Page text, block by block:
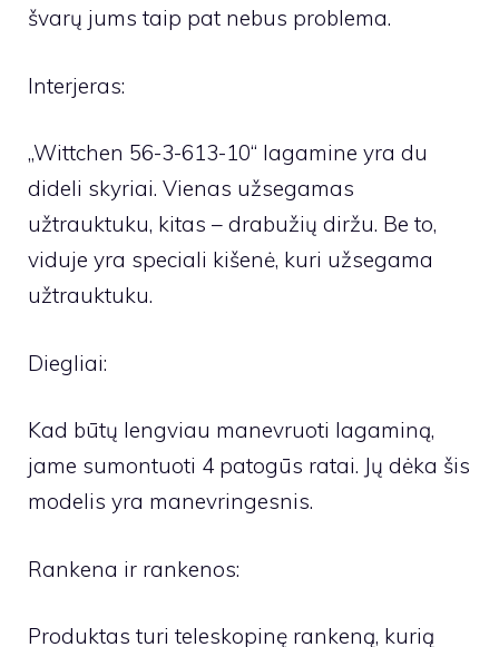
švarų jums taip pat nebus problema.
Interjeras:
„Wittchen 56-3-613-10“ lagamine yra du
dideli skyriai. Vienas užsegamas
užtrauktuku, kitas – drabužių diržu. Be to,
viduje yra speciali kišenė, kuri užsegama
užtrauktuku.
Diegliai:
Kad būtų lengviau manevruoti lagaminą,
jame sumontuoti 4 patogūs ratai. Jų dėka šis
modelis yra manevringesnis.
Rankena ir rankenos:
Produktas turi teleskopinę rankeną, kurią